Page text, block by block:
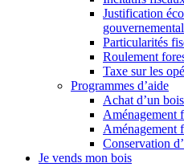
Justification
gouvernemental
Particularités
Roulement
Taxe sur les
Programmes d’aide
Achat d’un
Aménagement
Aménagement
Conservation
Je vends mon bois